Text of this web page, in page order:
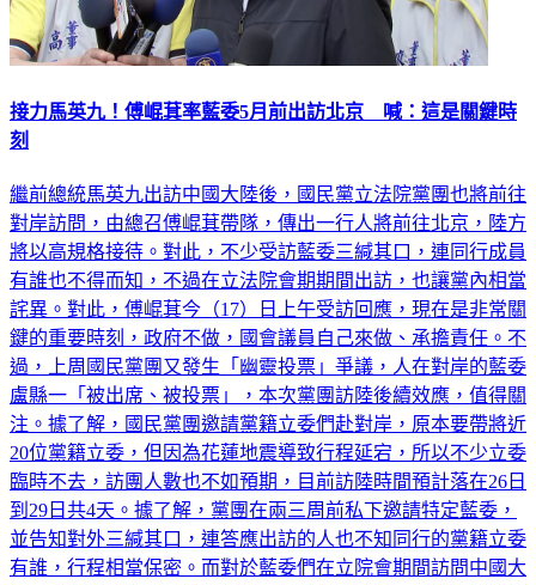
接力馬英九！傅崐萁率藍委5月前出訪北京 喊：這是關鍵時
刻
繼前總統馬英九出訪中國大陸後，國民黨立法院黨團也將前往
對岸訪問，由總召傅崐萁帶隊，傳出一行人將前往北京，陸方
將以高規格接待。對此，不少受訪藍委三緘其口，連同行成員
有誰也不得而知，不過在立法院會期期間出訪，也讓黨內相當
詫異。對此，傅崐萁今（17）日上午受訪回應，現在是非常關
鍵的重要時刻，政府不做，國會議員自己來做、承擔責任。不
過，上周國民黨團又發生「幽靈投票」爭議，人在對岸的藍委
盧縣一「被出席、被投票」，本次黨團訪陸後續效應，值得關
注。據了解，國民黨團邀請黨籍立委們赴對岸，原本要帶將近
20位黨籍立委，但因為花蓮地震導致行程延宕，所以不少立委
臨時不去，訪團人數也不如預期，目前訪陸時間預計落在26日
到29日共4天。據了解，黨團在兩三周前私下邀請特定藍委，
並告知對外三緘其口，連答應出訪的人也不知同行的黨籍立委
有誰，行程相當保密。而對於藍委們在立院會期間訪問中國大